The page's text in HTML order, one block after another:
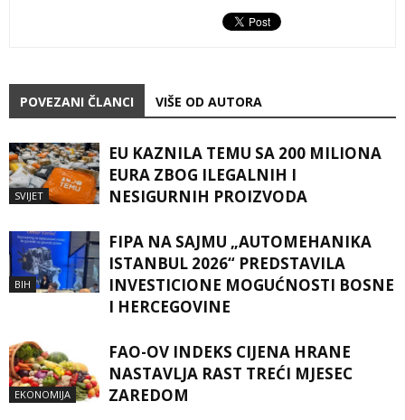
POVEZANI ČLANCI VIŠE OD AUTORA
SVIJET
EU KAZNILA TEMU SA 200 MILIONA
EURA ZBOG ILEGALNIH I
NESIGURNIH PROIZVODA
BIH
FIPA NA SAJMU „AUTOMEHANIKA
ISTANBUL 2026“ PREDSTAVILA
INVESTICIONE MOGUĆNOSTI BOSNE
I HERCEGOVINE
EKONOMIJA
FAO-OV INDEKS CIJENA HRANE
NASTAVLJA RAST TREĆI MJESEC
ZAREDOM